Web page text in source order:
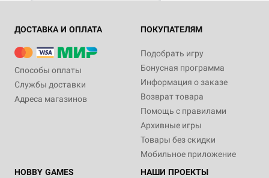
ДОСТАВКА И ОПЛАТА
Способы оплаты
Службы доставки
Адреса магазинов
ПОКУПАТЕЛЯМ
Подобрать игру
Бонусная программа
Информация о заказе
Возврат товара
Помощь с правилами
Архивные игры
Товары без скидки
Мобильное приложение
HOBBY GAMES
НАШИ ПРОЕКТЫ